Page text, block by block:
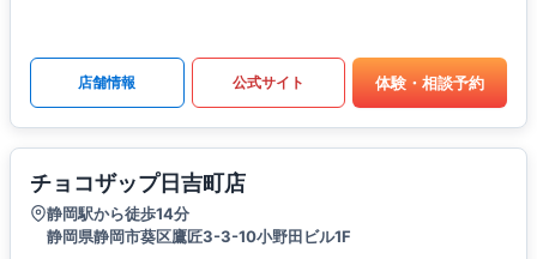
店舗情報 公式サイト 体験・相談予約
チョコザップ日吉町店
静岡駅から徒歩14分
静岡県静岡市葵区鷹匠3-3-10小野田ビル1F